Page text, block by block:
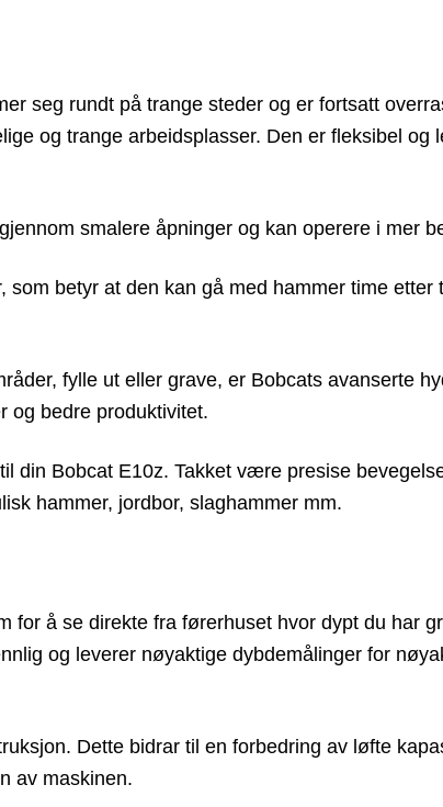
seg rundt på trange steder og er fortsatt
og trange arbeidsplasser. Den er fleksibel
smalere åpninger og kan operere i mer
betyr at den kan gå med hammer time etter
fylle ut eller grave, er Bobcats avanserte
og bedre produktivitet.
din Bobcat E10z. Takket være presise
hammer, jordbor, slaghammer mm.
for å se direkte fra førerhuset hvor dypt du har
og leverer nøyaktige dybdemålinger for
Dette bidrar til en forbedring av løfte
av maskinen.